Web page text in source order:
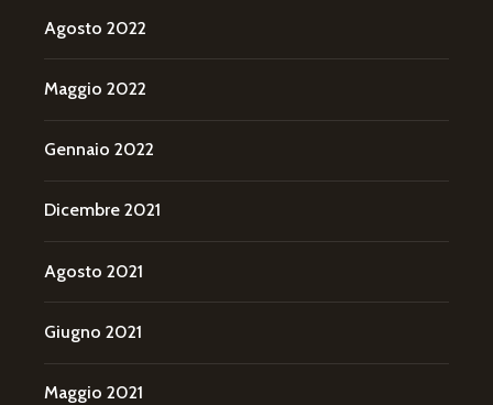
Agosto 2022
Maggio 2022
Gennaio 2022
Dicembre 2021
Agosto 2021
Giugno 2021
Maggio 2021